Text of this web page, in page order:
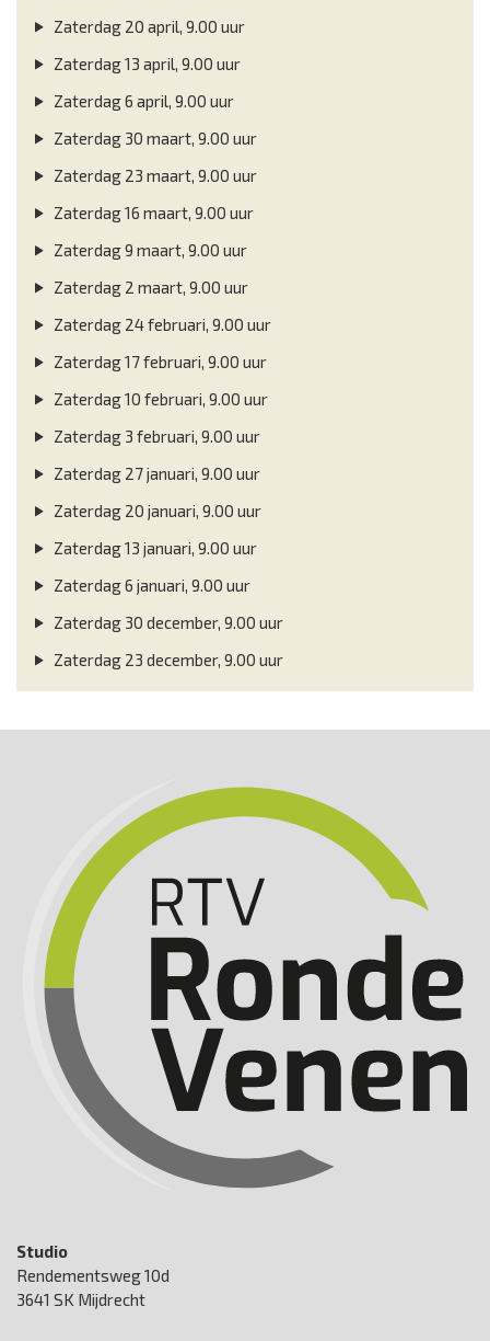
Zaterdag 20 april, 9.00 uur
Zaterdag 13 april, 9.00 uur
Zaterdag 6 april, 9.00 uur
Zaterdag 30 maart, 9.00 uur
Zaterdag 23 maart, 9.00 uur
Zaterdag 16 maart, 9.00 uur
Zaterdag 9 maart, 9.00 uur
Zaterdag 2 maart, 9.00 uur
Zaterdag 24 februari, 9.00 uur
Zaterdag 17 februari, 9.00 uur
Zaterdag 10 februari, 9.00 uur
Zaterdag 3 februari, 9.00 uur
Zaterdag 27 januari, 9.00 uur
Zaterdag 20 januari, 9.00 uur
Zaterdag 13 januari, 9.00 uur
Zaterdag 6 januari, 9.00 uur
Zaterdag 30 december, 9.00 uur
Zaterdag 23 december, 9.00 uur
Studio
Rendementsweg 10d
3641 SK Mijdrecht